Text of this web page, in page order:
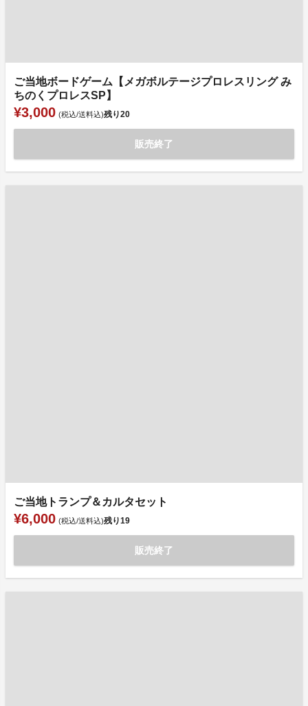
ご当地ボードゲーム【メガボルテージプロレスリング み
ちのくプロレスSP】
¥3,000 (税込/送料込)残り20
販売終了
ご当地トランプ＆カルタセット
¥6,000 (税込/送料込)残り19
販売終了